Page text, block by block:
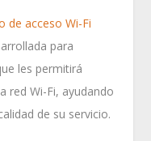
de acceso Wi-Fi
para
les permitirá
red Wi-Fi, ayudando
de su servicio.